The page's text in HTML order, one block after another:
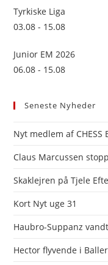
Tyrkiske Liga
03.08 - 15.08
Junior EM 2026
06.08 - 15.08
Seneste Nyheder
Nyt medlem af CHESS
Claus Marcussen
Skaklejren på Tjele
Kort Nyt uge 31
Haubro-Suppanz vandt
Hector flyvende i